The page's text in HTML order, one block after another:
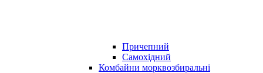
Причепний
Самохідний
Комбайни морквозбиральні